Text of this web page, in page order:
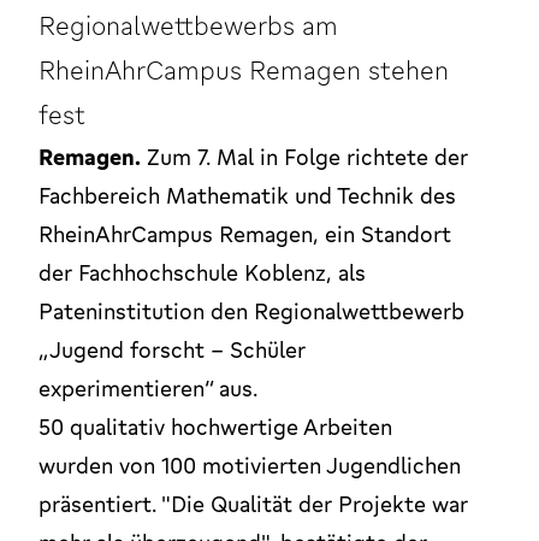
Regionalwettbewerbs am
RheinAhrCampus Remagen stehen
fest
Remagen. Zum 7. Mal in Folge richtete der
Fachbereich Mathematik und Technik des
RheinAhrCampus Remagen, ein Standort
der Fachhochschule Koblenz, als
Pateninstitution den Regionalwettbewerb
„Jugend forscht – Schüler
experimentieren“ aus.
50 qualitativ hochwertige Arbeiten
wurden von 100 motivierten Jugendlichen
präsentiert. "Die Qualität der Projekte war